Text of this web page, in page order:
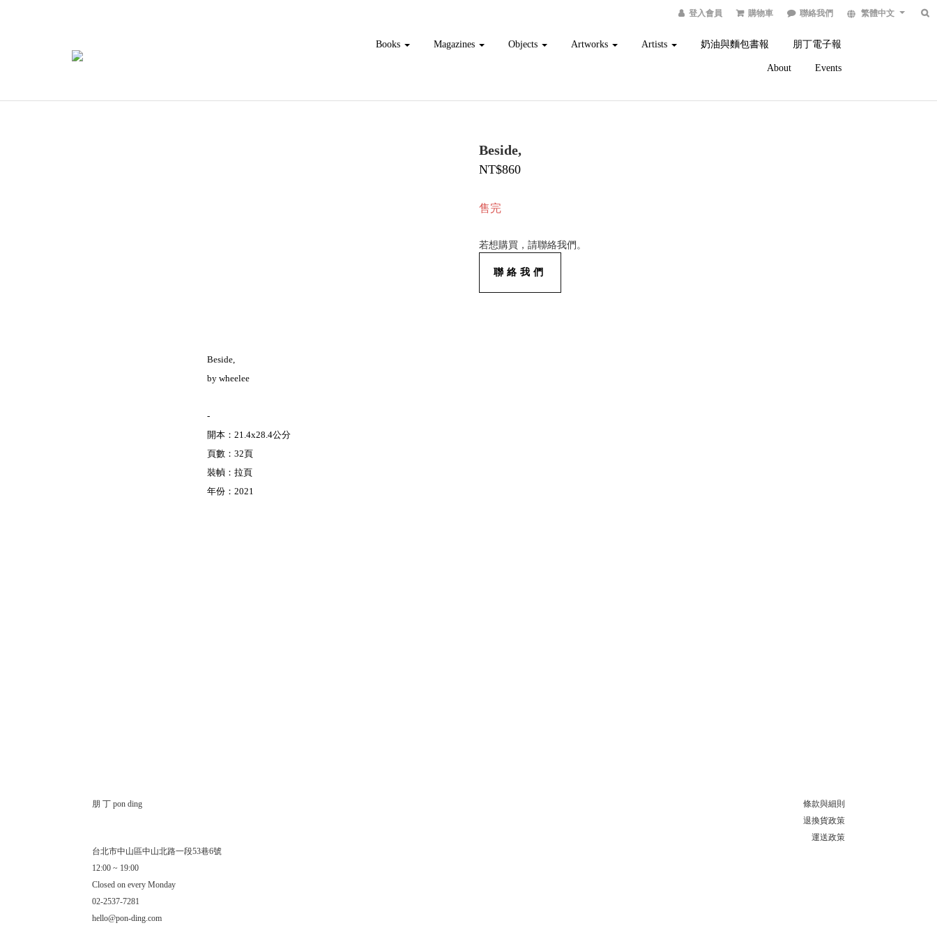
登入會員 購物車 聯絡我們 繁體中文
Books Magazines Objects Artworks Artists 奶油與麵包書報 朋丁電子報
About Events
Beside,
NT$860
售完
若想購買，請聯絡我們。
聯絡我們
Beside,
by wheelee
-
開本：21.4x28.4公分
頁數：32頁
裝幀：拉頁
年份：2021
朋 丁 pon ding
台北市中山區中山北路一段53巷6號
12:00 ~ 19:00
Closed on every Monday
02-2537-7281
hello@pon-ding.com
條款與細則
退換貨政策
運送政策